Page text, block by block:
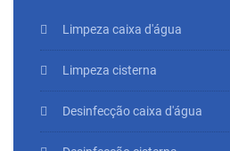
Limpeza caixa d'água
Limpeza cisterna
Desinfecção caixa d'água